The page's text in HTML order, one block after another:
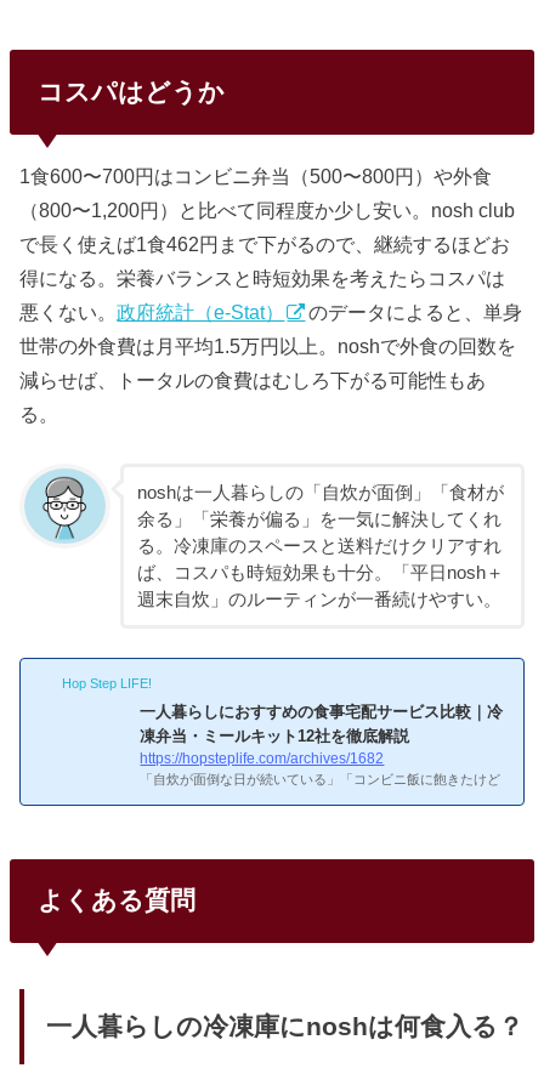
コスパはどうか
1食600〜700円はコンビニ弁当（500〜800円）や外食
（800〜1,200円）と比べて同程度か少し安い。nosh club
で長く使えば1食462円まで下がるので、継続するほどお
得になる。栄養バランスと時短効果を考えたらコスパは
悪くない。政府統計（e-Stat）
のデータによると、単身
世帯の外食費は月平均1.5万円以上。noshで外食の回数を
減らせば、トータルの食費はむしろ下がる可能性もあ
る。
noshは一人暮らしの「自炊が面倒」「食材が
余る」「栄養が偏る」を一気に解決してくれ
る。冷凍庫のスペースと送料だけクリアすれ
ば、コスパも時短効果も十分。「平日nosh＋
週末自炊」のルーティンが一番続けやすい。
Hop Step LIFE!
一人暮らしにおすすめの食事宅配サービス比較｜冷
凍弁当・ミールキット12社を徹底解説
https://hopsteplife.com/archives/1682
「自炊が面倒な日が続いている」「コンビニ飯に飽きたけど
に最適なプランを選ぶポイントを解説します。自炊する時間
事宅配が向いている理由自炊の負担を劇的に軽減できる食事
省けることです。冷凍弁当であれば電子レンジで3〜5分温め
よくある質問
一人暮らしの冷凍庫にnoshは何食入る？